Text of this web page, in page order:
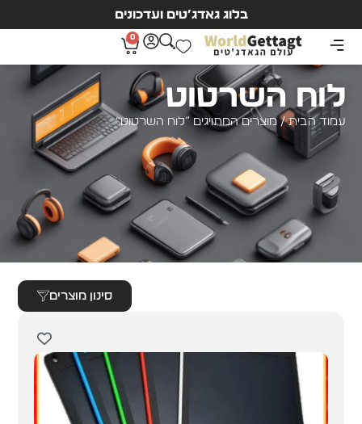
בלוג גאדג’טים ועדכונים
0
לוח השרטוט
עמוד הבית/ מוצרים המתויגים “לוח השרטוט”
סינון מוצרים